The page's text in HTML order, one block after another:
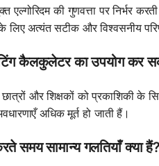
की गुणवत्ता पर निर्भर
लिए अत्यंत सटीक और विश्वसनीय
कैलकुलेटर का उपयोग कर
और शिक्षकों को प्रकाशिकी के
अधिक मूर्त हो जाती हैं।
समय सामान्य गलतियाँ क्या हैं?